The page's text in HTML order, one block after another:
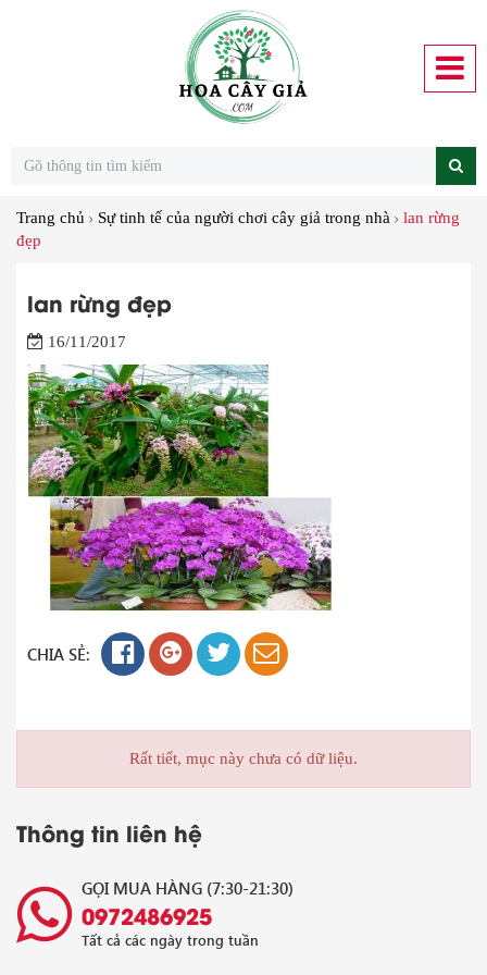
Trang chủ Sự tinh tế của người chơi cây giả trong nhà
lan rừng
đẹp
lan rừng đẹp
16/11/2017
CHIA SẺ:
Rất tiết, mục này chưa có dữ liệu.
Thông tin liên hệ
GỌI MUA HÀNG (7:30-21:30)
0972486925
Tất cả các ngày trong tuần